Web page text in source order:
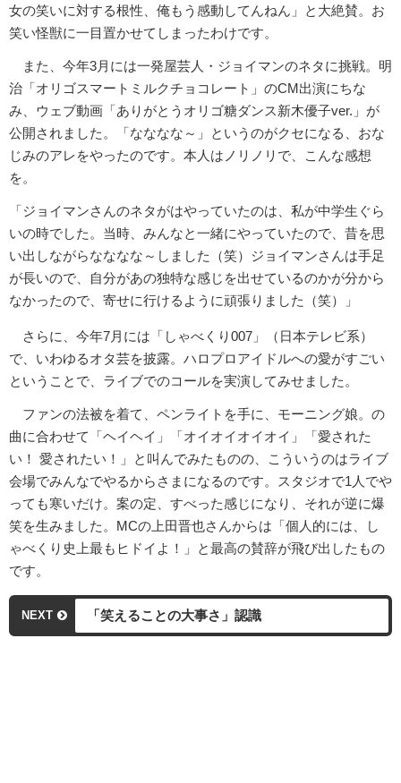
女の笑いに対する根性、俺もう感動してんねん」と大絶賛。お
笑い怪獣に一目置かせてしまったわけです。
また、今年3月には一発屋芸人・ジョイマンのネタに挑戦。明
治「オリゴスマートミルクチョコレート」のCM出演にちな
み、ウェブ動画「ありがとうオリゴ糖ダンス新木優子ver.」が
公開されました。「なななな～」というのがクセになる、おな
じみのアレをやったのです。本人はノリノリで、こんな感想
を。
「ジョイマンさんのネタがはやっていたのは、私が中学生ぐら
いの時でした。当時、みんなと一緒にやっていたので、昔を思
い出しながらなななな～しました（笑）ジョイマンさんは手足
が長いので、自分があの独特な感じを出せているのかが分から
なかったので、寄せに行けるように頑張りました（笑）」
さらに、今年7月には「しゃべくり007」（日本テレビ系）
で、いわゆるオタ芸を披露。ハロプロアイドルへの愛がすごい
ということで、ライブでのコールを実演してみせました。
ファンの法被を着て、ペンライトを手に、モーニング娘。の
曲に合わせて「ヘイヘイ」「オイオイオイオイ」「愛された
い！ 愛されたい！」と叫んでみたものの、こういうのはライブ
会場でみんなでやるからさまになるのです。スタジオで1人でや
っても寒いだけ。案の定、すべった感じになり、それが逆に爆
笑を生みました。MCの上田晋也さんからは「個人的には、し
ゃべくり史上最もヒドイよ！」と最高の賛辞が飛び出したもの
です。
NEXT 「笑えることの大事さ」認識